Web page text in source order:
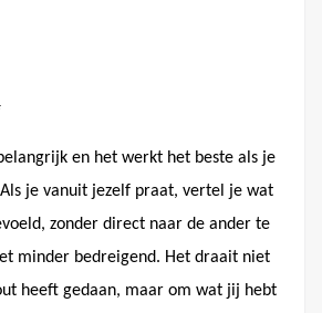
en het werkt het beste als je
je vanuit jezelf praat, vertel je wat
zonder direct naar de ander te
minder bedreigend. Het draait niet
heeft gedaan, maar om wat jij hebt